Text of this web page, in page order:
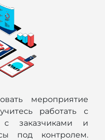
мероприятие
работать с
с заказчиками и
под контролем.